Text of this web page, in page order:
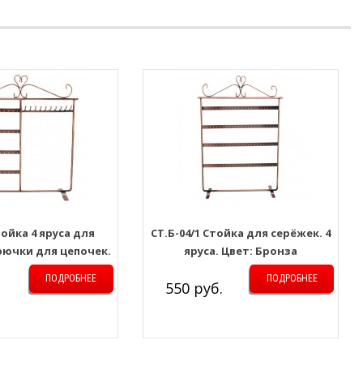
4 яруса для
для цепочек.
Бронза
ПОДРОБНЕЕ
СТ.Б-04/1 Стойка для серёжек. 4
яруса. Цвет: Бронза
550 руб. ПОДРОБНЕЕ